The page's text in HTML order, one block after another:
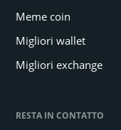
Meme coin
Migliori wallet
Migliori exchange
RESTA IN CONTATTO